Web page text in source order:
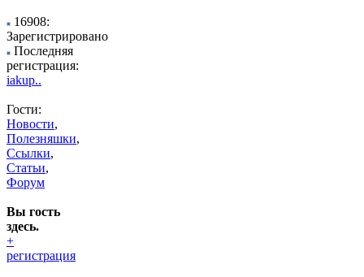
16908:
Зарегистрировано
Последняя
регистрация:
iakup..
Гости:
Новости,
Полезняшки,
Ссылки,
Статьи,
Форум
Вы гость
здесь.
+
регистрация